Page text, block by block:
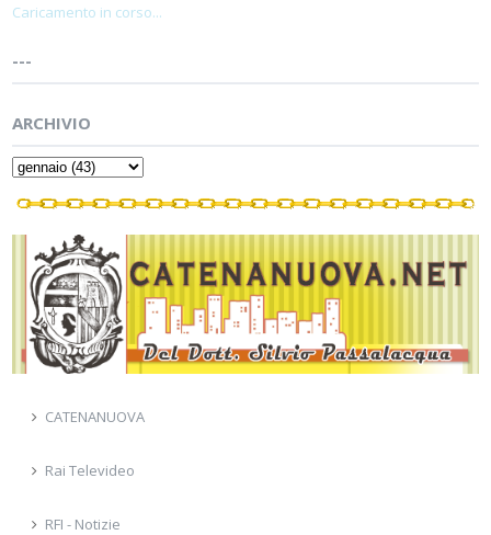
Caricamento in corso...
---
ARCHIVIO
CATENANUOVA
Rai Televideo
RFI - Notizie